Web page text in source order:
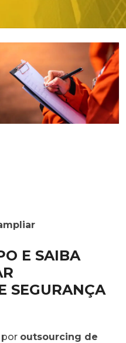
E SAIBA
SEGURANÇA
por outsourcing de